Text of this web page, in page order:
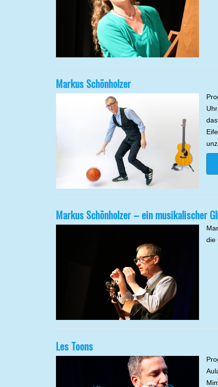
Markus Schönholzer
Markus Schönholzer – ein musikalischer
die
Les Toons